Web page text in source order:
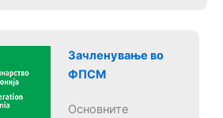
Зачленување во
ФПСМ
Основните